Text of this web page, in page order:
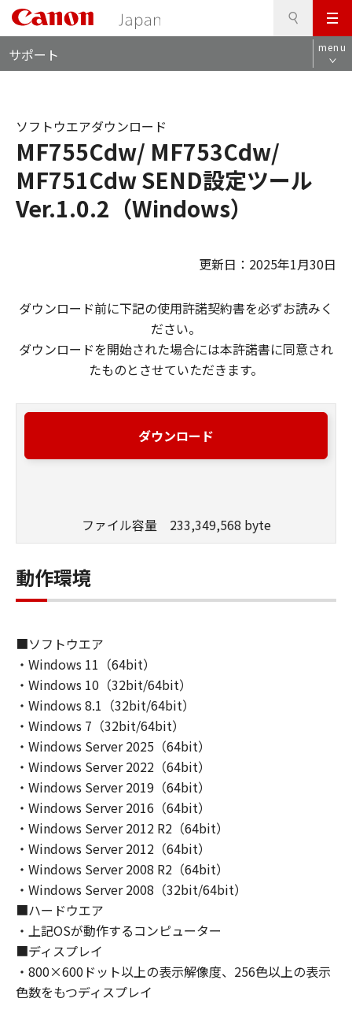
メ
ニ
ュ
サポート menu
MF755Cdw/ MF753Cdw/
MF751Cdw SEND設定ツール
Ver.1.0.2（Windows）
ソフトウエアダウンロード
更新日：2025年1月30日
ダウンロード前に下記の使用許諾契約書を必ずお読みく
ださい。
ダウンロードを開始された場合には本許諾書に同意され
たものとさせていただきます。
ダウンロード
ファイル容量 233,349,568 byte
動作環境
■ソフトウエア
・Windows 11（64bit）
・Windows 10（32bit/64bit）
・Windows 8.1（32bit/64bit）
・Windows 7（32bit/64bit）
・Windows Server 2025（64bit）
・Windows Server 2022（64bit）
・Windows Server 2019（64bit）
・Windows Server 2016（64bit）
・Windows Server 2012 R2（64bit）
・Windows Server 2012（64bit）
・Windows Server 2008 R2（64bit）
・Windows Server 2008（32bit/64bit）
■ハードウエア
・上記OSが動作するコンピューター
■ディスプレイ
・800×600ドット以上の表示解像度、256色以上の表示
色数をもつディスプレイ